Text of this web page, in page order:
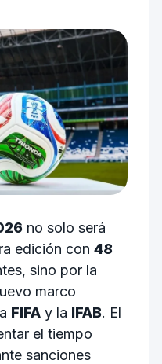
no solo será
edición con 48
sino por la
marco
FIFAy la IFAB. El
el tiempo
sanciones